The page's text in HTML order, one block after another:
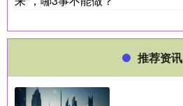
推荐资讯